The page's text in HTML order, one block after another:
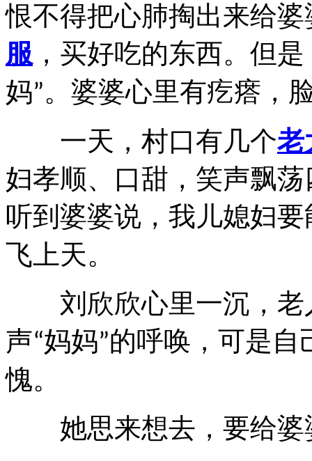
恨不得把心肺掏出来给
服 ，买好吃的东西。但
妈”。婆婆心里有疙瘩，
一天，村口有几个老
妇孝顺、口甜，笑声飘
听到婆婆说，我儿媳妇要
飞上天。
刘欣欣心里一沉，老
声“妈妈”的呼唤，可是自
愧。
她思来想去，要给婆